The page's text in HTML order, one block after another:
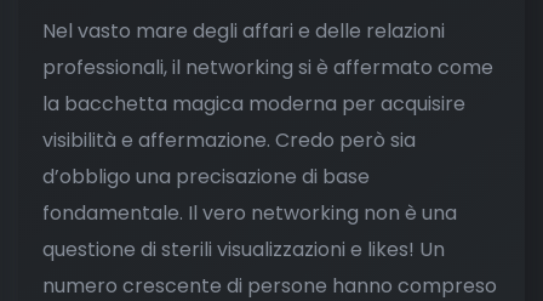
Nel vasto mare degli affari e delle relazioni
professionali, il networking si è affermato come
la bacchetta magica moderna per acquisire
visibilità e affermazione. Credo però sia
d’obbligo una precisazione di base
fondamentale. Il vero networking non è una
questione di sterili visualizzazioni e likes! Un
numero crescente di persone hanno compreso